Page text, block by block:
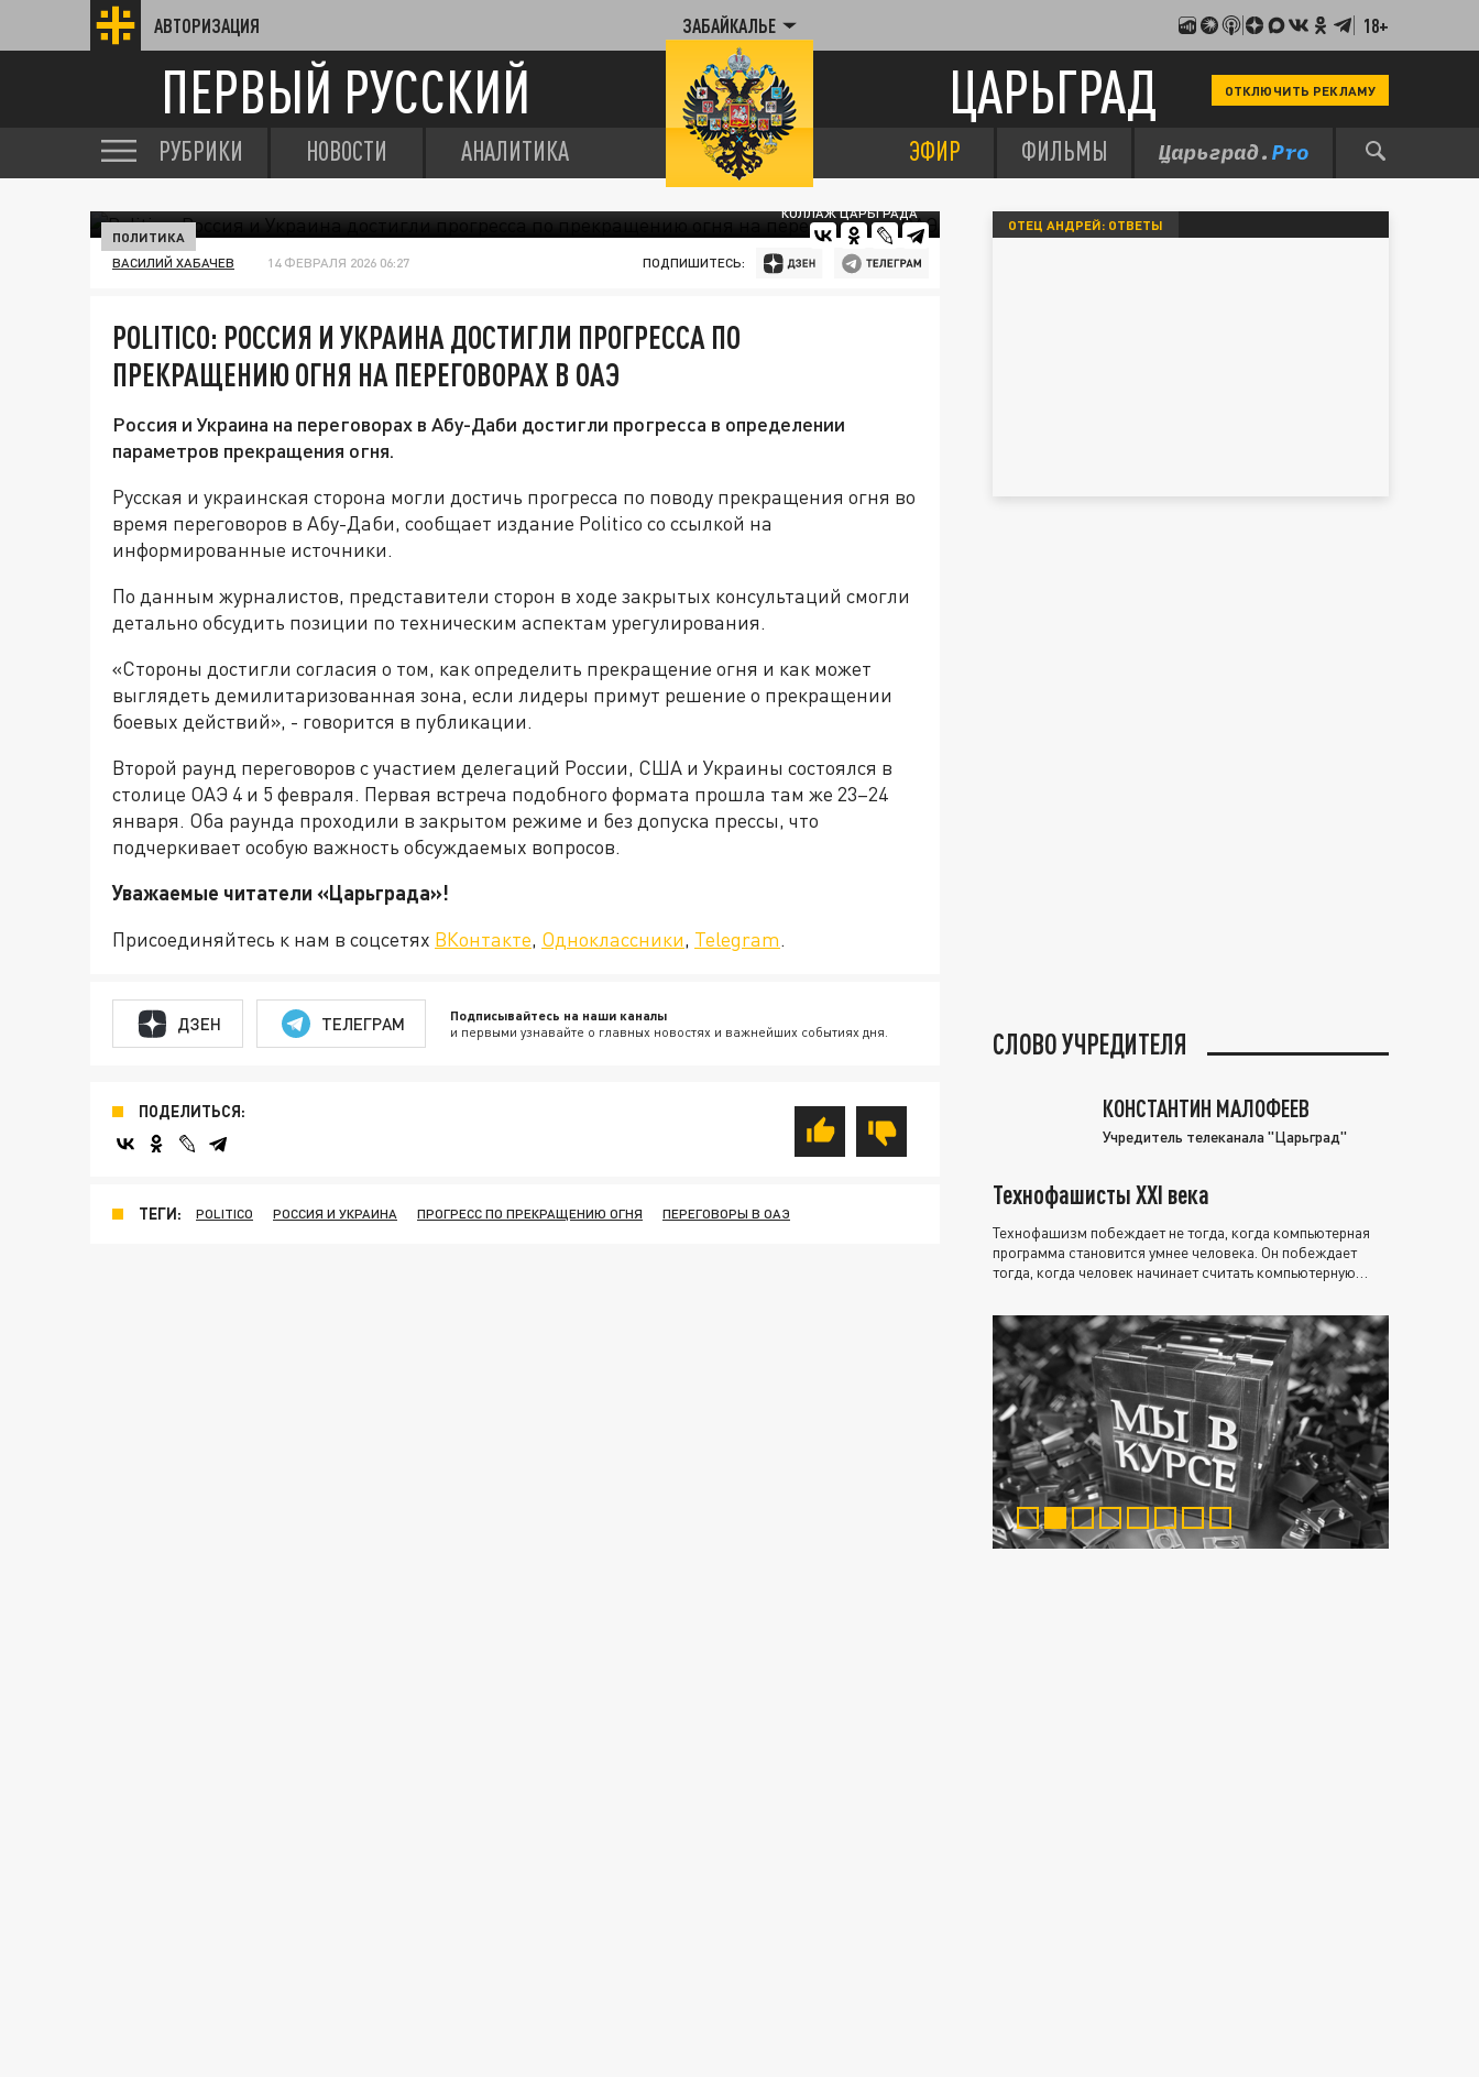
АВТОРИЗАЦИЯ ЗАБАЙКАЛЬЕ 18+
ПЕРВЫЙ РУССКИЙ ЦАРЬГРАД ОТКЛЮЧИТЬ РЕКЛАМУ
РУБРИКИ НОВОСТИ АНАЛИТИКА ЭФИР ФИЛЬМЫ
КОЛЛАЖ ЦАРЬГРАДА
ПОЛИТИКА
ВАСИЛИЙ ХАБАЧЕВ 14 ФЕВРАЛЯ 2026 06:27 ПОДПИШИТЕСЬ:
POLITICO: РОССИЯ И УКРАИНА ДОСТИГЛИ ПРОГРЕССА ПО
ПРЕКРАЩЕНИЮ ОГНЯ НА ПЕРЕГОВОРАХ В ОАЭ
Россия и Украина на переговорах в Абу-Даби достигли прогресса в определении
параметров прекращения огня.
Русская и украинская сторона могли достичь прогресса по поводу прекращения огня во
время переговоров в Абу-Даби, сообщает издание Politico со ссылкой на
информированные источники.
По данным журналистов, представители сторон в ходе закрытых консультаций смогли
детально обсудить позиции по техническим аспектам урегулирования.
«Стороны достигли согласия о том, как определить прекращение огня и как может
выглядеть демилитаризованная зона, если лидеры примут решение о прекращении
боевых действий», - говорится в публикации.
Второй раунд переговоров с участием делегаций России, США и Украины состоялся в
столице ОАЭ 4 и 5 февраля. Первая встреча подобного формата прошла там же 23–24
января. Оба раунда проходили в закрытом режиме и без допуска прессы, что
подчеркивает особую важность обсуждаемых вопросов.
Уважаемые читатели «Царьграда»!
Присоединяйтесь к нам в соцсетях ВКонтакте, Одноклассники, Telegram.
ДЗЕН ТЕЛЕГРАМ Подписывайтесь на наши каналы
и первыми узнавайте о главных новостях и важнейших событиях дня.
ПОДЕЛИТЬСЯ:
ТЕГИ: POLITICO РОССИЯ И УКРАИНА ПРОГРЕСС ПО ПРЕКРАЩЕНИЮ ОГНЯ ПЕРЕГОВОРЫ В ОАЭ
ОТЕЦ АНДРЕЙ: ОТВЕТЫ
СЛОВО УЧРЕДИТЕЛЯ
КОНСТАНТИН МАЛОФЕЕВ
Учредитель телеканала "Царьград"
Технофашисты XXI века
Технофашизм побеждает не тогда, когда компьютерная
программа становится умнее человека. Он побеждает
тогда, когда человек начинает считать компьютерную